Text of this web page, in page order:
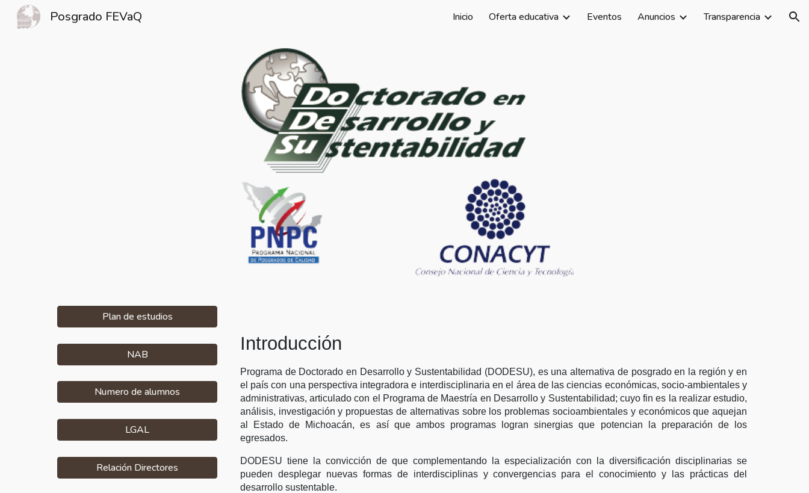
Skip to navigation
Posgrado FEVaQ Inicio Oferta educativa Eventos Anuncios Transparencia
Plan de estudios
NAB
Numero de alumnos
LGAL
Relación Directores
Introducción
Programa de Doctorado en Desarrollo y Sustentabilidad (DODESU), es una alternativa de posgrado en la región y en
el país con una perspectiva integradora e interdisciplinaria en el área de las ciencias económicas, socio-ambientales y
administrativas, articulado con el Programa de Maestría en Desarrollo y Sustentabilidad; cuyo fin es la realizar estudio,
análisis, investigación y propuestas de alternativas sobre los problemas socioambientales y económicos que aquejan
al Estado de Michoacán, es así que ambos programas logran sinergias que potencian la preparación de los
egresados.
DODESU tiene la convicción de que complementando la especialización con la diversificación disciplinarias se
pueden desplegar nuevas formas de interdisciplinas y convergencias para el conocimiento y las prácticas del
desarrollo sustentable.